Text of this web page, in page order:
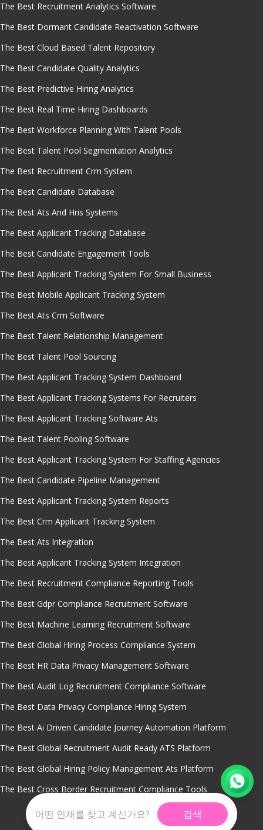
검색
The Best Recruitment Analytics Software
The Best Dormant Candidate Reactivation Software
The Best Cloud Based Talent Repository
The Best Candidate Quality Analytics
The Best Predictive Hiring Analytics
The Best Real Time Hiring Dashboards
The Best Workforce Planning With Talent Pools
The Best Talent Pool Segmentation Analytics
The Best Recruitment Crm System
The Best Candidate Database
The Best Ats And Hris Systems
The Best Applicant Tracking Database
The Best Candidate Engagement Tools
The Best Applicant Tracking System For Small Business
The Best Mobile Applicant Tracking System
The Best Ats Crm Software
The Best Talent Relationship Management
The Best Talent Pool Sourcing
The Best Applicant Tracking System Dashboard
The Best Applicant Tracking Systems For Recruiters
The Best Applicant Tracking Software Ats
The Best Talent Pooling Software
The Best Applicant Tracking System For Staffing Agencies
The Best Candidate Pipeline Management
The Best Applicant Tracking System Reports
The Best Crm Applicant Tracking System
The Best Ats Integration
The Best Applicant Tracking System Integration
The Best Recruitment Compliance Reporting Tools
The Best Gdpr Compliance Recruitment Software
The Best Machine Learning Recruitment Software
The Best Global Hiring Process Compliance System
The Best HR Data Privacy Management Software
The Best Audit Log Recruitment Compliance Software
The Best Data Privacy Compliance Hiring System
The Best Ai Driven Candidate Journey Automation Platform
The Best Global Recruitment Audit Ready ATS Platform
The Best Global Hiring Policy Management Ats Platform
The Best Cross Border Recruitment Compliance Tools